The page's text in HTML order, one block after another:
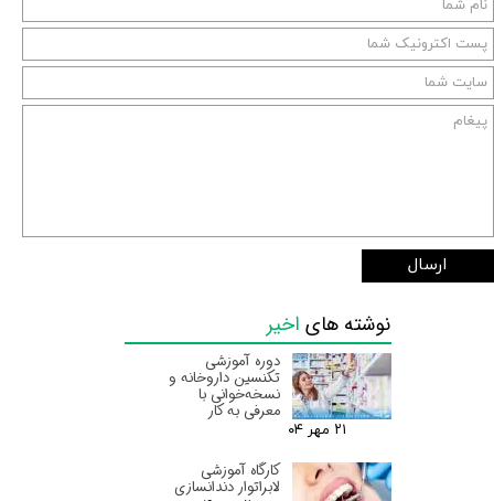
ارسال
نوشته های اخیر
دوره آموزشی
تکنسین داروخانه و
نسخه‌خوانی با
معرفی به کار
۲۱ مهر ۰۴
کارگاه آموزشی
لابراتوار دندانسازی